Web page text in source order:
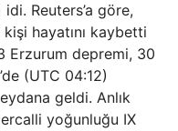
Reuters’a göre,
hayatını kaybetti
Erzurum depremi, 30
(UTC 04:12)
geldi. Anlık
yoğunluğu IX